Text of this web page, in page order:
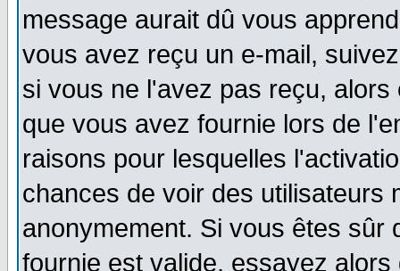
message aurait dû vous
vous avez reçu un e-mail,
si vous ne l'avez pas reçu,
que vous avez fournie lors de
raisons pour lesquelles
chances de voir des utilisateurs
anonymement. Si vous êtes sûr
fournie est valide, essayez